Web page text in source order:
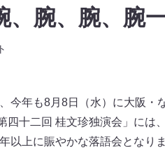
腕、腕、腕一
今年も8月8日（水）に大阪・
十二回 桂文珍独演会」には
以上に賑やかな落語会となりま